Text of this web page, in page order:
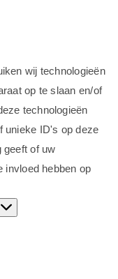
wij technologieën
op te slaan en/of
technologieën
unieke ID's op deze
geeft of uw
invloed hebben op